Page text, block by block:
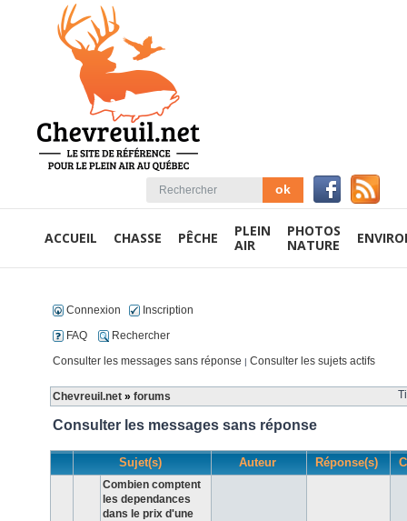
ACCUEIL CHASSE PÊCHE
PLEIN
AIR
PHOTOS
NATURE
Connexion
Inscription
FAQ
Rechercher
Consulter les messages sans réponse | Consulter les sujets actifs
Chevreuil.net » forums
Consulter les messages sans réponse
Sujet(s) Auteur Réponse(s)
Combien comptent
les dependances
dans le prix d'une